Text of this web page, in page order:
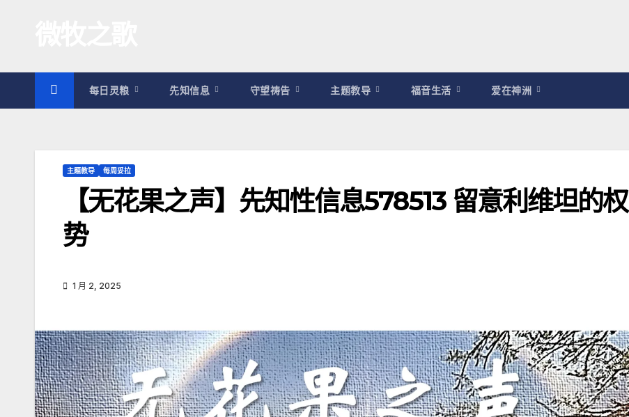
容
每日灵粮 先知信息 守望祷告 主题教导 福音生活 爱在神洲
主题教导 每周妥拉
【无花果之声】先知性信息578513 留意利维坦的权
势
1 月 2, 2025